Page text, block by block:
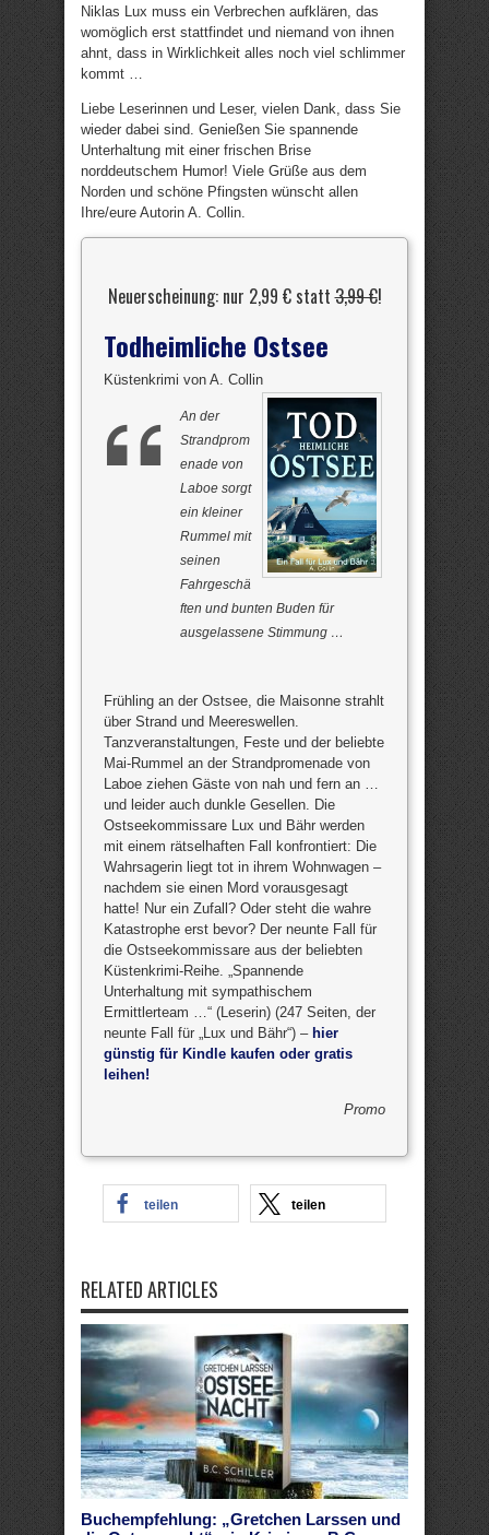
Niklas Lux muss ein Verbrechen aufklären, das
womöglich erst stattfindet und niemand von ihnen
ahnt, dass in Wirklichkeit alles noch viel schlimmer
kommt …
Liebe Leserinnen und Leser, vielen Dank, dass Sie
wieder dabei sind. Genießen Sie spannende
Unterhaltung mit einer frischen Brise
norddeutschem Humor! Viele Grüße aus dem
Norden und schöne Pfingsten wünscht allen
Ihre/eure Autorin A. Collin.
Neuerscheinung: nur 2,99 € statt3,99 €!
Todheimliche Ostsee
Küstenkrimi von A. Collin
An der
Strandprom
enade von
Laboe sorgt
ein kleiner
Rummel mit
seinen
Fahrgeschä
ften und bunten Buden für
ausgelassene Stimmung …
Frühling an der Ostsee, die Maisonne strahlt
über Strand und Meereswellen.
Tanzveranstaltungen, Feste und der beliebte
Mai-Rummel an der Strandpromenade von
Laboe ziehen Gäste von nah und fern an …
und leider auch dunkle Gesellen. Die
Ostseekommissare Lux und Bähr werden
mit einem rätselhaften Fall konfrontiert: Die
Wahrsagerin liegt tot in ihrem Wohnwagen –
nachdem sie einen Mord vorausgesagt
hatte! Nur ein Zufall? Oder steht die wahre
Katastrophe erst bevor? Der neunte Fall für
die Ostseekommissare aus der beliebten
Küstenkrimi-Reihe. „Spannende
Unterhaltung mit sympathischem
Ermittlerteam …“ (Leserin) (247 Seiten, der
neunte Fall für „Lux und Bähr“) – hier
günstig für Kindle kaufen oder gratis
leihen!
Promo
teilen teilen
RELATED ARTICLES
Buchempfehlung: „Gretchen Larssen und